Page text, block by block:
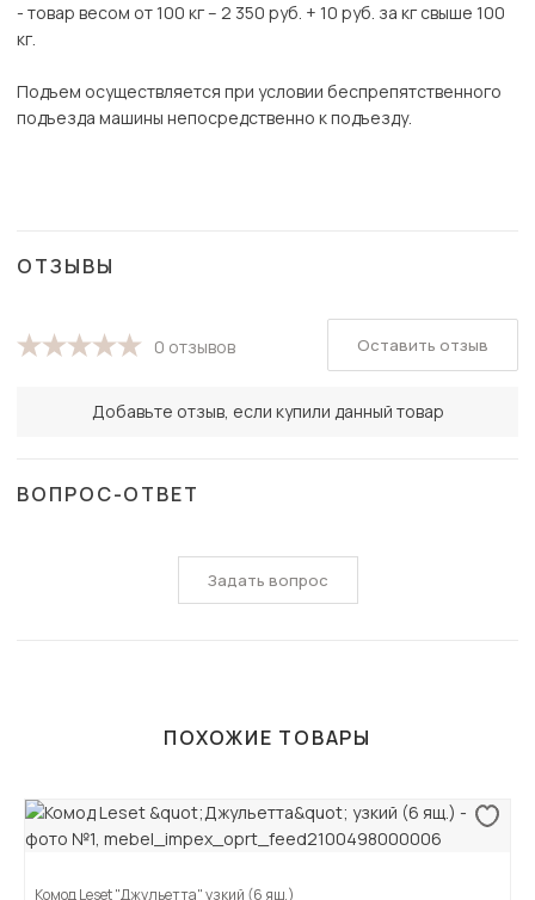
- товар весом от 100 кг – 2 350 руб. + 10 руб. за кг свыше 100
кг.
Подъем осуществляется при условии беспрепятственного
подъезда машины непосредственно к подъезду.
ОТЗЫВЫ
0 отзывов
Добавьте отзыв, если купили данный товар
Оставить отзыв
ВОПРОС-ОТВЕТ
Задать вопрос
ПОХОЖИЕ ТОВАРЫ
Комод Leset "Джульетта" узкий (6 ящ.)